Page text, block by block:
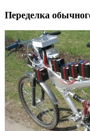
Переделка